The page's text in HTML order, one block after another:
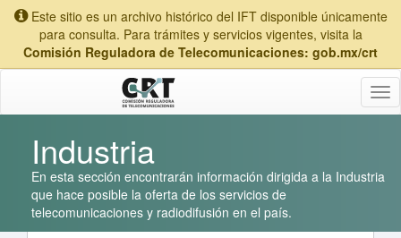
Este sitio es un archivo histórico del IFT disponible únicamente
para consulta. Para trámites y servicios vigentes, visita la
Comisión Reguladora de Telecomunicaciones: gob.mx/crt
Industria
En esta sección encontrarán información dirigida a la Industria
que hace posible la oferta de los servicios de
telecomunicaciones y radiodifusión en el país.